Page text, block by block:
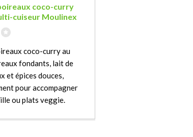
coco-curry
cuiseur Moulinex
coco-curry au
fondants, lait de
et épices douces,
pour accompagner
ou plats veggie.